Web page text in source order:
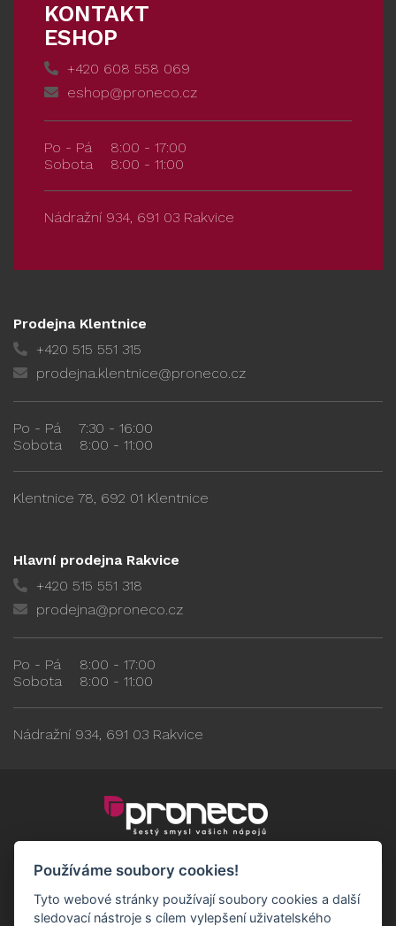
KONTAKT
ESHOP
+420 608 558 069
eshop@proneco.cz
Po - Pá
8:00 - 17:00
Sobota
8:00 - 11:00
Nádražní 934, 691 03 Rakvice
Prodejna Klentnice
+420 515 551 315
prodejna.klentnice@proneco.cz
Po - Pá
7:30 - 16:00
Sobota
8:00 - 11:00
Klentnice 78, 692 01 Klentnice
Hlavní prodejna Rakvice
+420 515 551 318
prodejna@proneco.cz
Po - Pá
8:00 - 17:00
Sobota
8:00 - 11:00
Nádražní 934, 691 03 Rakvice
Používáme soubory cookies!
Tyto webové stránky používají soubory cookies a další
sledovací nástroje s cílem vylepšení uživatelského